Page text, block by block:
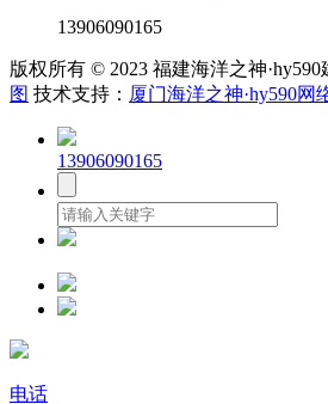
13906090165
版权所有 © 2023 福建海洋之神
图 技术支持： 厦门海洋之神·hy590网
13906090165
电话